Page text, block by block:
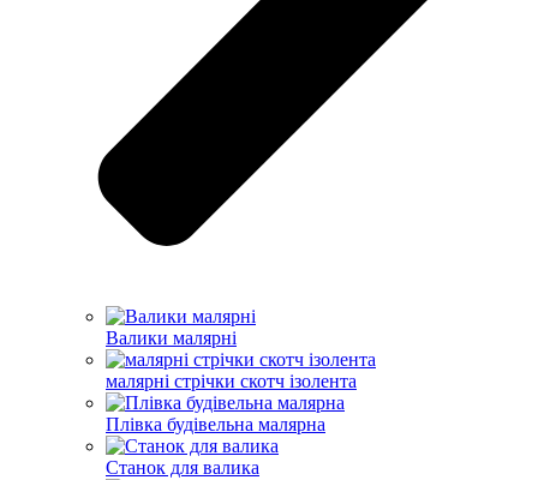
Валики малярні
малярні стрічки скотч ізолента
Плівка будівельна малярна
Станок для валика